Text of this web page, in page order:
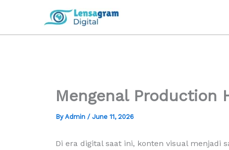
Mengenal Production
By Admin / June 11, 2026
Di era digital saat ini, konten visual menjadi